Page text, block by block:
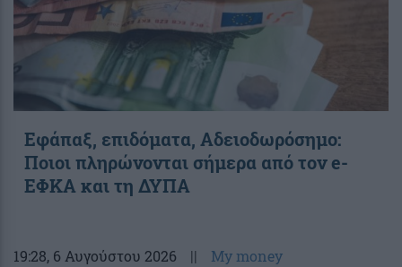
Εφάπαξ, επιδόματα, Αδειοδωρόσημο:
Ποιοι πληρώνονται σήμερα από τον e-
ΕΦΚΑ και τη ΔΥΠΑ
19:28, 6 Αυγούστου 2026 || My money